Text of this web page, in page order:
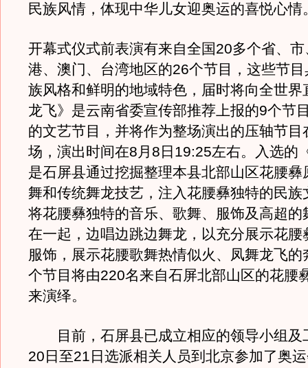
民族风情，体现中华儿女迎奥运的喜悦心情
开幕式仪式前表演有来自全国20多个省、
港、澳门、台湾地区的26个节目，这些节
族风格和鲜明的地域特色，届时将向全世界
龙飞》是云南省委宣传部推荐上报的9个节
的文艺节目，并将作为整场演出的压轴节目
场，演出时间在8月8日19:25左右。入选的
是石屏县通过挖掘整理本县北部山区花腰彝
舞和传统舞龙技艺，注入花腰彝独特的民族
将花腰彝独特的音乐、歌舞、服饰及高超的
在一起，边唱边跳边舞龙，以充分展示花腰
服饰，展示花腰歌舞热情似火、凤舞龙飞的
个节目将由220名来自石屏北部山区的花腰
来演绎。
目前，石屏县已成立相应的领导小组及
20日至21日选派相关人员到北京参加了奥